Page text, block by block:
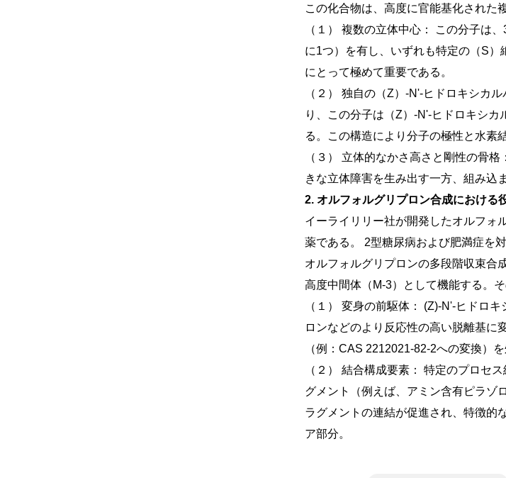
この化合物は、高度に官能基化された
（１） 複数の立体中心：
この分子は
に1つ）を有し、いずれも特定の（S
にとって極めて重要である。
（２） 独自の（Z）-N'-ヒドロキシカル
り、この分子は（Z）-N'-ヒドロキシカ
る。この構造により分子の極性と水素
（３） 立体的なかさ高さと剛性の骨格
きな立体障害を生み出す一方、組み込
2. オルフォルグリプロン合成における
イーライリリー社が開発したオルフォ
薬である。 2型糖尿病および肥満症を
オルフォルグリプロンの多段階収束合
高度中間体（M-3）として機能する。
（１） 変身の前駆体： (Z)-N'-ヒドロキ
ロンなどのより反応性の高い脱離基に
（例：CAS 2212021-82-2への変換）を
（２） 結合構成要素： 特定のプロセ
グメント（例えば、アミン含有ピラゾ
ラグメントの連結が促進され、特徴的
ア部分。